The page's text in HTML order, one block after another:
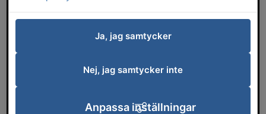
Ja, jag samtycker
Nej, jag samtycker inte
Anpassa inställningar